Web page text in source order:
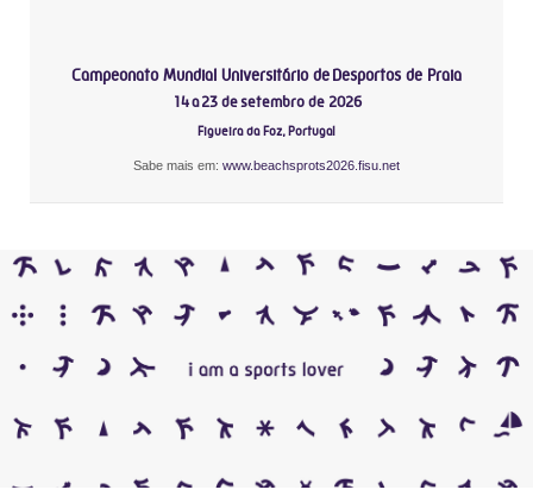
Campeonato Mundial Universitário de Desportos de Praia
14 a 23 de setembro de 2026
Figueira da Foz, Portugal
Sabe mais em: www.beachsprots2026.fisu.net